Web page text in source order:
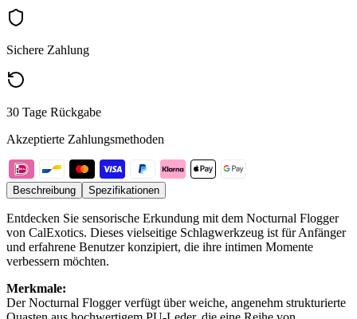
Sichere Zahlung
30 Tage Rückgabe
Akzeptierte Zahlungsmethoden
Beschreibung Spezifikationen
Entdecken Sie sensorische Erkundung mit dem Nocturnal Flogger
von CalExotics. Dieses vielseitige Schlagwerkzeug ist für Anfänger
und erfahrene Benutzer konzipiert, die ihre intimen Momente
verbessern möchten.
Merkmale:
Der Nocturnal Flogger verfügt über weiche, angenehm strukturierte